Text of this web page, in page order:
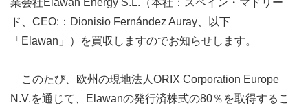
業会社Elawan Energy S.L.（本社：スペイン・マドリー
ド、CEO:：Dionisio Fernández Auray、以下
「Elawan」）を買収しますのでお知らせします。
このたび、欧州の現地法人ORIX Corporation Europe
N.V.を通じて、Elawanの発行済株式の80％を取得するこ